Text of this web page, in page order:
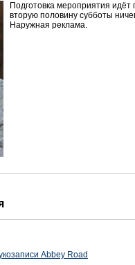
Подготовка мероприятия
вторую половину субботы
Наружная реклама.
Abbey Road